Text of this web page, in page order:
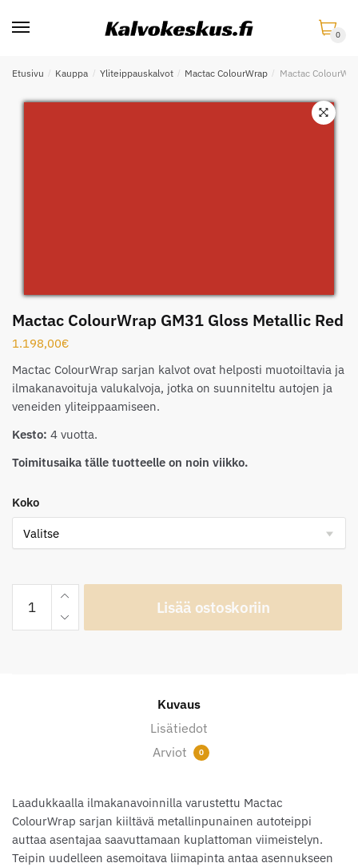
0
Etusivu / Kauppa / Yliteippauskalvot / Mactac ColourWrap / Mactac
Mactac ColourWrap GM31 Gloss Metallic Red
1.198,00€
Mactac ColourWrap sarjan kalvot ovat helposti muotoiltavia ja
ilmakanavoituja valukalvoja, jotka on suunniteltu autojen ja
veneiden yliteippaamiseen.
Kesto: 4 vuotta.
Toimitusaika tälle tuotteelle on noin viikko.
Koko
ColourWrap
GM31
Lisää ostoskoriin
Kuvaus
Lisätiedot
Arviot
0
Laadukkaalla ilmakanavoinnilla varustettu Mactac
ColourWrap sarjan kiiltävä metallinpunainen autoteippi
auttaa asentajaa saavuttamaan kuplattoman viimeistelyn.
Teipin uudelleen asemoitava liimapinta antaa asennukseen